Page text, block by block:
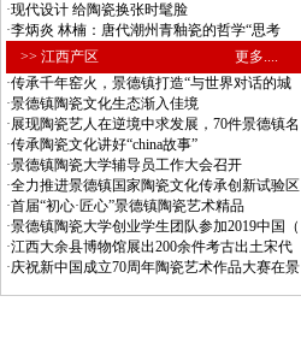
·现代设计 给陶瓷换张时髦脸
·李炳炎 林楠：唐代潮州青釉瓷的哲学“思考
>> 江西产区
更多....
·传承千年窑火，景德镇打造“与世界对话的城
·景德镇陶瓷文化生态渐入佳境
·展现陶瓷艺人在逆境中求发展，70件景德镇名
·传承陶瓷文化讲好“china故事”
·景德镇陶瓷大学辅导员工作大会召开
·全力推进景德镇国家陶瓷文化传承创新试验区
·首届“初心·匠心”景德镇陶瓷艺术精品
·景德镇陶瓷大学创业学生团队参加2019中国（
·江西大余县博物馆展出200余件考古出土宋代
·庆祝新中国成立70周年陶瓷艺术作品大赛在景